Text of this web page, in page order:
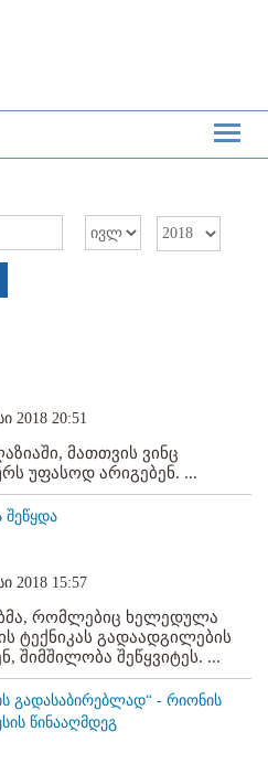
2018 20:51
მათთვის ვინც
უფასოდ არიგებენ. ...
შეწყდა
2018 15:57
რომლებიც ხელედულა
ტექნიკას გადაადგილების
შიმშილობა შეწყვიტეს. ...
გადასაბირებლად“ - რიონის
წინააღმდეგ